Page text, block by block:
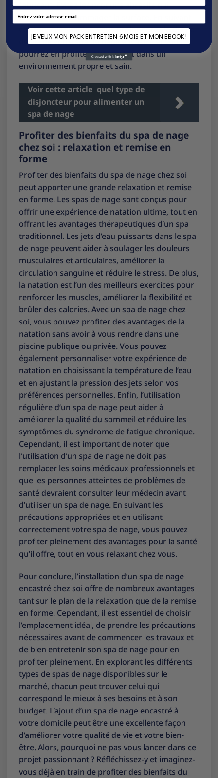
fabricant. Évitez les produits abrasifs qui
pourraient endommager la surface. En suivant
ces conseils simples, vous prolongerez la durée
de vie de votre spa de nage encastré et vous
pourrez en profiter pleinement dans un
environnement propre et sain.
Voir cette article quel type de
disjoncteur pour alimenter un
spa de nage
Profiter des bienfaits du spa de nage
chez soi : relaxation et remise en
forme
Profiter des bienfaits du spa de nage chez soi
peut apporter une grande relaxation et remise
en forme. Les spas de nage sont conçus pour
offrir une expérience de natation ultime, tout en
offrant les avantages thérapeutiques d’un spa
traditionnel. Les jets d’eau puissants dans le spa
de nage peuvent aider à soulager les douleurs
musculaires et articulaires, améliorer la
circulation sanguine et réduire le stress. De plus,
la natation est l’un des meilleurs exercices pour
renforcer les muscles, améliorer la flexibilité et
brûler des calories. Avec un spa de nage chez
soi, vous pouvez profiter des avantages de la
natation sans avoir à vous rendre dans une
piscine publique ou privée. Vous pouvez
également personnaliser votre expérience de
natation en choisissant la température de l’eau
et en ajustant la pression des jets selon vos
préférences personnelles. Enfin, l’utilisation
régulière d’un spa de nage peut aider à
améliorer la qualité du sommeil et réduire les
symptômes du syndrome de fatigue chronique.
Cependant, il est important de noter que
l’utilisation d’un spa de nage ne doit pas
remplacer les soins médicaux professionnels et
que les personnes atteintes de problèmes de
santé devraient consulter leur médecin avant
d’utiliser un spa de nage. En suivant les
précautions appropriées et en utilisant
correctement votre spa de nage, vous pouvez
profiter pleinement des avantages pour la santé
qu’il offre, tout en vous relaxant chez vous.
Pour conclure, l’installation d’un spa de nage
encastré chez soi offre de nombreux avantages
tant sur le plan de la relaxation que de la remise
en forme. Cependant, il est essentiel de choisir
l’emplacement idéal, de prendre les précautions
nécessaires avant de commencer les travaux et
de bien entretenir son spa de nage pour en
profiter pleinement. En explorant les différents
types de spas de nage disponibles sur le
marché, chacun peut trouver celui qui
correspond le mieux à ses besoins et à son
budget. L’ajout d’un spa de nage encastré à
votre domicile peut être une excellente façon
d’améliorer votre qualité de vie et votre bien-
être. Alors, pourquoi ne pas vous lancer dans ce
projet passionnant ? Réfléchissez-y et imaginez-
vous déjà en train de profiter des bienfaits du
Email
JE VEUX MON PACK ENTRETIEN 6 MOIS ET MON EBOOK !